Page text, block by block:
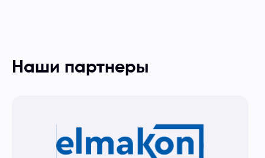
Наши партнеры